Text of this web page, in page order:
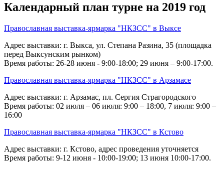
Календарный план турне на 2019 год
Православная выставка-ярмарка "НКЗСС" в Выксе
Адрес выставки: г. Выкса, ул. Степана Разина, 35 (площадка
перед Выксунским рынком)
Время работы: 26-28 июня - 9:00-18:00; 29 июня – 9:00-17:00.
Православная выставка-ярмарка "НКЗСС" в Арзамасе
Адрес выставки: г. Арзамас, пл. Сергия Страгородского
Время работы: 02 июля – 06 июля: 9:00 – 18:00, 7 июля: 9:00 –
16:00
Православная выставка-ярмарка "НКЗСС" в Кстово
Адрес выставки: г. Кстово, адрес проведения уточняется
Время работы: 9-12 июня - 10:00-19:00; 13 июня 10:00-17:00.